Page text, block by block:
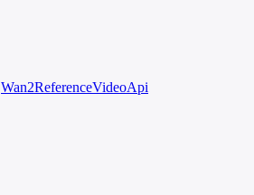
Wan2ReferenceVideoApi